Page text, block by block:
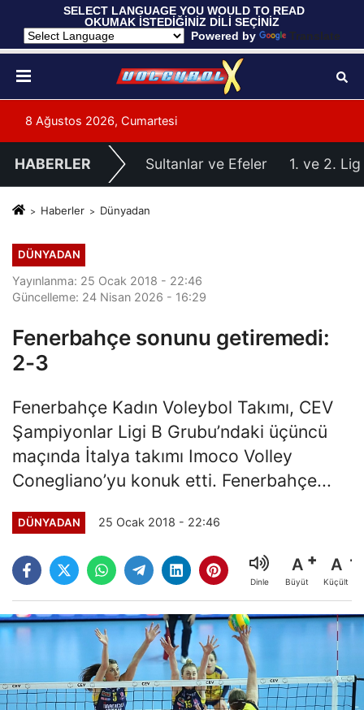
SELECT LANGUAGE YOU WOULD TO READ
OKUMAK İSTEDİĞİNİZ DİLİ SEÇİNİZ
Powered by
Translate
8 Ağustos 2026, Cumartesi
HABERLER Sultanlar ve Efeler 1. ve 2. Lig
Haberler Dünyadan
DÜNYADAN
Yayınlanma: 25 Ocak 2018 - 22:46
Güncelleme: 24 Nisan 2026 - 16:29
Fenerbahçe sonunu getiremedi:
2-3
Fenerbahçe Kadın Voleybol Takımı, CEV
Şampiyonlar Ligi B Grubu’ndaki üçüncü
maçında İtalya takımı Imoco Volley
Conegliano’yu konuk etti. Fenerbahçe...
DÜNYADAN 25 Ocak 2018 - 22:46
Dinle
A
Büyüt
A
Küçült